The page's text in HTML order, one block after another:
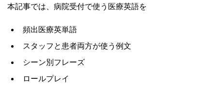
本記事では、病院受付で使う医療英語を
頻出医療英単語
スタッフと患者両方が使う例文
シーン別フレーズ
ロールプレイ